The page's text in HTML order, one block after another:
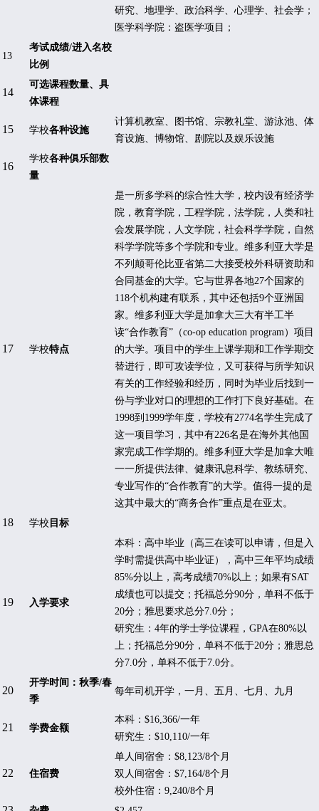
研究、地理学、政治科学、心理学、社会学；
医学科学院：盗医学项目；
13
考试成绩/进入名校
比例
14
可选课程数量、具
体课程
15 学校各种设施
计算机教室、图书馆、宗教礼堂、游泳池、体
育设施、博物馆、剧院以及娱乐设施
16
学校各种俱乐部数
量
17 学校特点
是一所多学科的综合性大学，校内设有经济学
院，教育学院，工程学院，法学院，人类和社
会发展学院，人文学院，社会科学学院，自然
科学学院等多个学院和专业。维多利亚大学是
不列颠哥伦比亚省第二大接受校外科研资助和
合同基金的大学。 它与世界各地27个国家的
118个机构建有联系，其中还包括9个亚洲国
家。维多利亚大学是加拿大三大有半工半
读“合作教育” （co-op education program）项目
的大学。项目中的学生上课学期和工作学期交
替进行，即可攻读学位，又可获得与所学知识
有关的工作经验和经历，同时为毕业后找到一
份与学业对口的理想的工作打下良好基础。在
1998到 1999学年度，学校有2774名学生完成了
这一项目学习，其中有226名是在海外其他国
家完成工作学期的。维多利亚大学是加拿大唯
一一所提供法律、健康讯息科学、教练研究、
专业写作的“合作教育”的大学。值得一提的是
这其中最大的“商务合作”重点是在亚太。
18 学校 目标
19 入学要求
本科： 高中毕业（高三在读可以申请，但是入
学时需提供高中毕业证），高中三年平均成绩
85%分以上，高考成绩70%以上； 如果有SAT
成绩也可以提交；托福总分90分，单科不低于
20分；雅思要求总分7.0分；
研究生：4年的学士学位课程，GPA在80%以
上；托福总分90分，单科不低于20分；雅思总
分7.0分，单科不低于7.0分。
20
开学时间：秋季/春
季
每年司机开学，一月、五月、七月、九月
21 学费金额
本科： $16,366/一年
研究生： $10,110/一年
22 住宿费
单人间宿舍： $8,123/8个月
双人间宿舍： $7,164/8个月
校外住宿： 9,240/8个月